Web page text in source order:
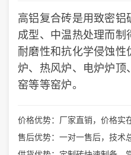
高铝复合砖是用致密铝
成型、中温热处理而制
耐磨性和抗化学侵蚀性
炉、热风炉、电炉炉顶
窑等等窑炉。
价格优势：厂家直销，价格实
售后优势：一对一售后，技术